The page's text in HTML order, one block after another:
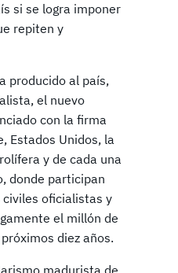
si se logra imponer
repiten y
producido al país,
el nuevo
con la firma
Estados Unidos, la
y de cada una
donde participan
civiles oficialistas y
el millón de
diez años.
madurista de